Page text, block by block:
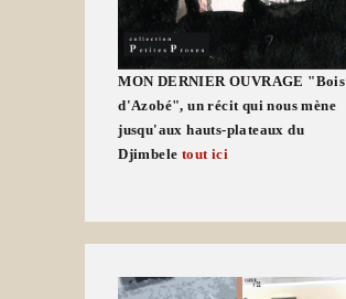
MON DERNIER OUVRAGE "Bois
d'Azobé", un récit qui nous mène
jusqu'aux hauts-plateaux du
Djimbele tout ici